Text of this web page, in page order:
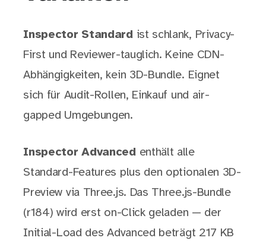
Inspector Standardist schlank, Privacy-
First und Reviewer-tauglich. Keine CDN-
Abhängigkeiten, kein 3D-Bundle. Eignet
sich für Audit-Rollen, Einkauf und air-
gapped Umgebungen.
Inspector Advancedenthält alle
Standard-Features plus den optionalen 3D-
Preview via Three.js. Das Three.js-Bundle
(r184) wird erst on-Click geladen — der
Initial-Load des Advanced beträgt 217 KB